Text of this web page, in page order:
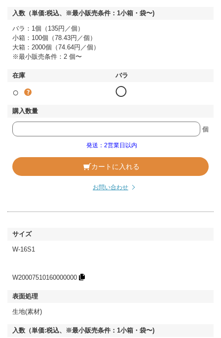
バラ：1個（135円／個）
小箱：100個（78.43円／個）
大箱：2000個（74.64円／個）
※最小販売条件：2 個〜
○ ◯
個
発送：2営業日以内
カートに入れる
お問い合わせ
W-16S1
W20007510160000000
生地(素材)